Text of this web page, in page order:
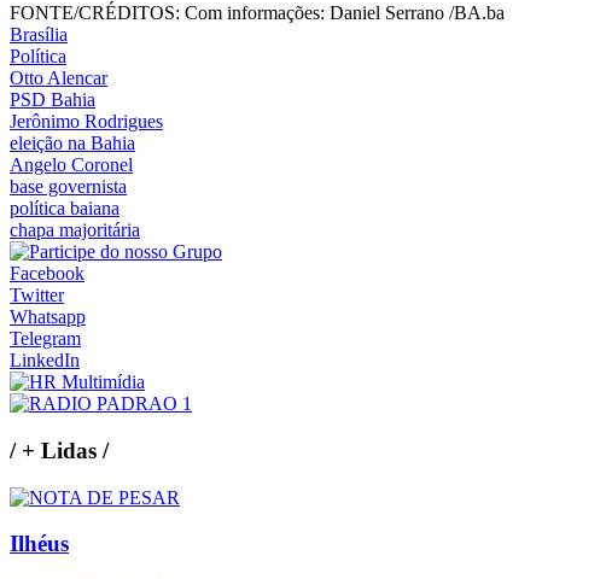
FONTE/CRÉDITOS: Com informações: Daniel Serrano /BA.ba
Brasília
Política
Otto Alencar
PSD Bahia
Jerônimo Rodrigues
eleição na Bahia
Angelo Coronel
base governista
política baiana
chapa majoritária
Facebook
Twitter
Whatsapp
Telegram
LinkedIn
/+ Lidas /
Ilhéus